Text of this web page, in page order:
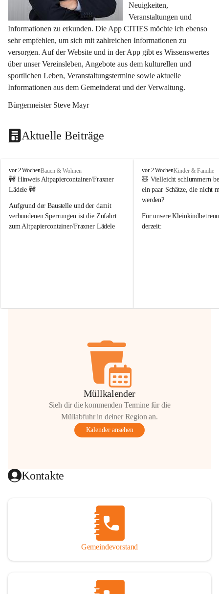
Neuigkeiten,
Veranstaltungen und
Informationen zu erkunden. Die App CITIES möchte ich ebenso
sehr empfehlen, um sich mit zahlreichen Informationen zu
versorgen. Auf der Website und in der App gibt es Wissenswertes
über unser Vereinsleben, Angebote aus dem kulturellen und
sportlichen Leben, Veranstaltungstermine sowie aktuelle
Informationen aus dem Gemeinderat und der Verwaltung.
Bürgermeister Steve Mayr
Aktuelle Beiträge
F
r
a
e
r
n
vor 2 WochenBauen & Wohnen
🚧 Hinweis Altpapiercontainer/Fraxner
Lädele 🚧
Aufgrund der Baustelle und der damit
verbundenen Sperrungen ist die Zufahrt
zum Altpapiercontainer/Fraxner Lädele
Hilfsbereitschaft!
F
r
a
x
r
n
vor 2 WochenKinder & Familie
🧸 Vielleicht schlummern
ein paar Schätze, die nicht
werden?
Für unsere
derzeit:
Müllkalender
Sieh dir die kommenden Termine für die
Müllabfuhr in deiner Region an.
Kalender ansehen
Kontakte
Gemeindevorstand